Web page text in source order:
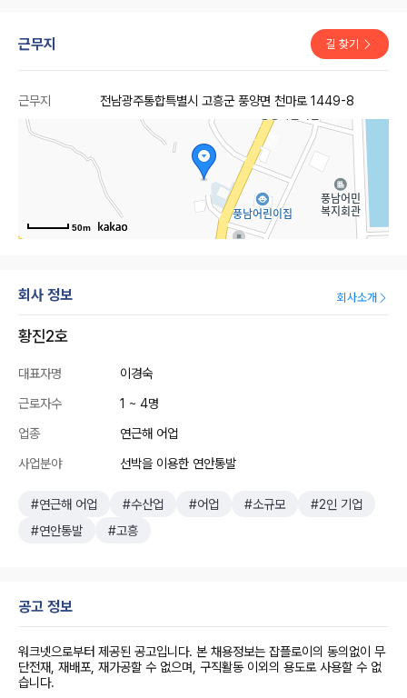
근무지 길 찾기
근무지 전남광주통합특별시 고흥군 풍양면 천마로 1449-8
50m
회사 정보 회사소개
황진2호
대표자명
이경숙
근로자수
1 ~ 4명
업종
연근해 어업
사업분야
선박을 이용한 연안통발
#연근해 어업 #수산업 #어업 #소규모
#2인 기업
#연안통발
#고흥
공고 정보
워크넷으로부터 제공된 공고입니다. 본 채용정보는 잡플로이의 동의없이 무
단전재, 재배포, 재가공할 수 없으며, 구직활동 이외의 용도로 사용할 수 없
습니다.